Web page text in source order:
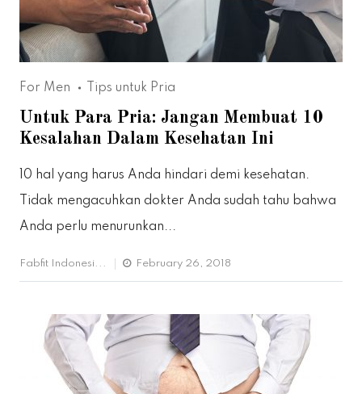
For Men Tips untuk Pria
Untuk Para Pria: Jangan Membuat 10
Kesalahan Dalam Kesehatan Ini
10 hal yang harus Anda hindari demi kesehatan.
Tidak mengacuhkan dokter Anda sudah tahu bahwa
Anda perlu menurunkan...
Fabfit Indonesi... February 26, 2018